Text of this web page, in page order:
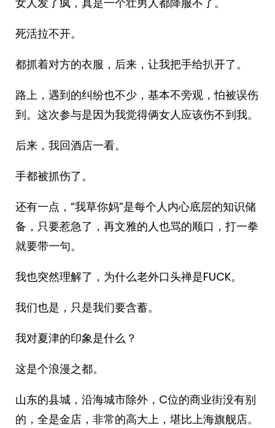
死活拉不开。
都抓着对方的衣服，后来，让我把手给扒开了。
路上，遇到的纠纷也不少，基本不旁观，怕被误伤
到。这次参与是因为我觉得俩女人应该伤不到我。
后来，我回酒店一看。
手都被抓伤了。
还有一点，“我草你妈”是每个人内心底层的知识储
备，只要惹急了，再文雅的人也骂的顺口，打一拳
就要带一句。
我也突然理解了，为什么老外口头禅是FUCK。
我们也是，只是我们要含蓄。
我对夏津的印象是什么？
这是个浪漫之都。
山东的县城，沿海城市除外，C位的商业街没有别
的，全是金店，非常的高大上，堪比上海旗舰店。